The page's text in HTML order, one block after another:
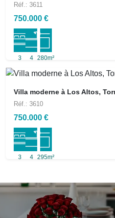
Réf.: 3611
750.000 €
3 4 280m²
Villa moderne à Los Altos,
Réf.: 3610
750.000 €
3 4 295m²